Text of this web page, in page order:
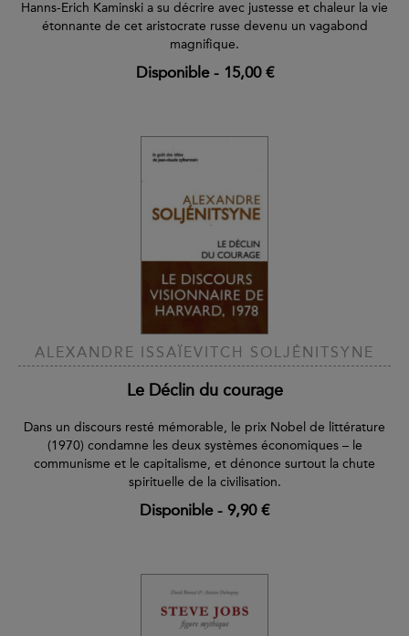
Hanns-Erich Kaminski a su décrire avec justesse et chaleur la vie
étonnante de cet aristocrate russe devenu un vagabond
magnifique.
Disponible- 15,00 €
ALEXANDRE ISSAÏEVITCH SOLJÉNITSYNE
Le Déclin du courage
Dans un discours resté mémorable, le prix Nobel de littérature
(1970) condamne les deux systèmes économiques – le
communisme et le capitalisme, et dénonce surtout la chute
spirituelle de la civilisation.
Disponible- 9,90 €